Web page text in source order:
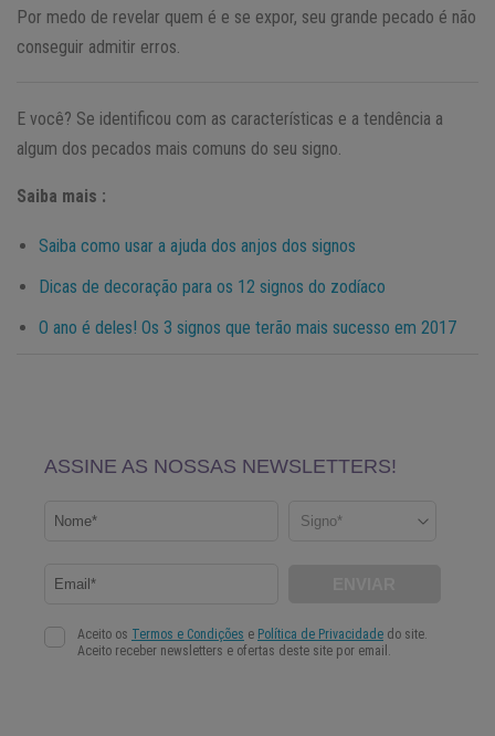
Por medo de revelar quem é e se expor, seu grande pecado é não
conseguir admitir erros.
E você? Se identificou com as características e a tendência a
algum dos pecados mais comuns do seu signo.
Saiba mais :
Saiba como usar a ajuda dos anjos dos signos
Dicas de decoração para os 12 signos do zodíaco
O ano é deles! Os 3 signos que terão mais sucesso em 2017